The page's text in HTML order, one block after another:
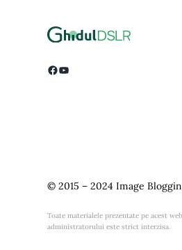
Facebook YouTube
© 2015 – 2024 Image
Toate materialele prezentate pe acest
administratorului este strict interzisa.